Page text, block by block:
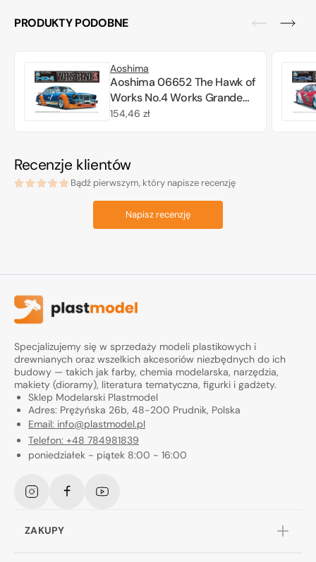
PRODUKTY PODOBNE
Aoshima
Aoshima 06652 The Hawk of
Works No.4 Works Grande
mark II 1/24
Cena
154,46 zł
Recenzje klientów
Bądź pierwszym, który napisze recenzję
Napisz recenzję
Specjalizujemy się w sprzedaży modeli plastikowych i
drewnianych oraz wszelkich akcesoriów niezbędnych do ich
budowy — takich jak farby, chemia modelarska, narzędzia,
makiety (dioramy), literatura tematyczna, figurki i gadżety.
Sklep Modelarski Plastmodel
Adres: Prężyńska 26b, 48-200 Prudnik, Polska
Email: info@plastmodel.pl
Telefon: +48 784981839
poniedziałek - piątek 8:00 - 16:00
InstagramFacebookYouTube
ZAKUPY